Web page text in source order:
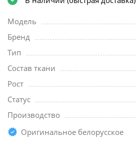
Модель
Бренд
Тип
Состав ткани
Рост
Статус
Производство
Оригинальное белорусское